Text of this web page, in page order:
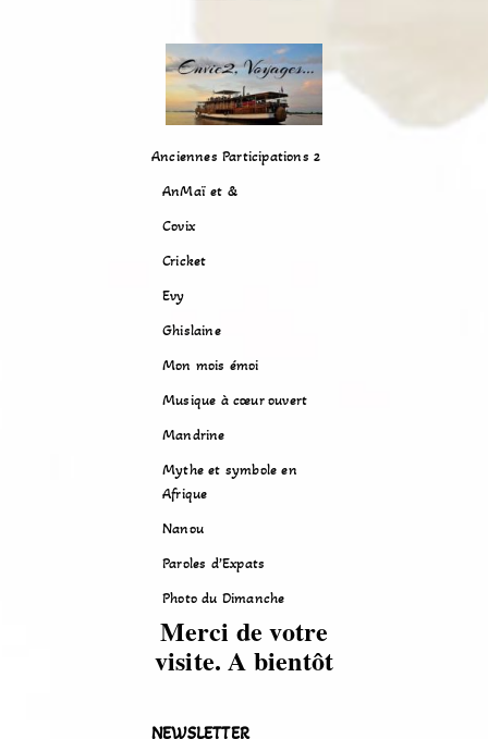
Anciennes Participations 2
AnMaï et &
Covix
Cricket
Evy
Ghislaine
Mon mois émoi
Musique à cœur ouvert
Mandrine
Mythe et symbole en
Afrique
Nanou
Paroles d’Expats
Photo du Dimanche
Merci de votre
visite. A bientôt
NEWSLETTER